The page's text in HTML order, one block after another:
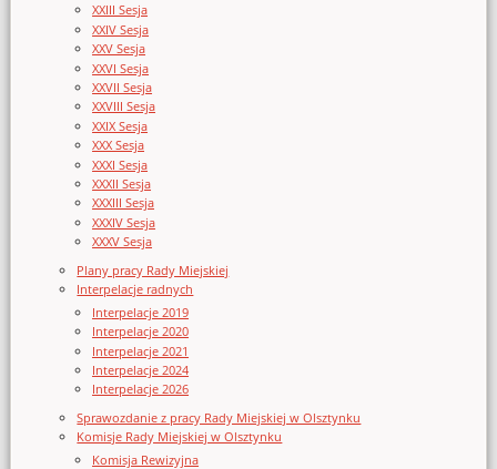
XXIII Sesja
XXIV Sesja
XXV Sesja
XXVI Sesja
XXVII Sesja
XXVIII Sesja
XXIX Sesja
XXX Sesja
XXXI Sesja
XXXII Sesja
XXXIII Sesja
XXXIV Sesja
XXXV Sesja
Plany pracy Rady Miejskiej
Interpelacje radnych
Interpelacje 2019
Interpelacje 2020
Interpelacje 2021
Interpelacje 2024
Interpelacje 2026
Sprawozdanie z pracy Rady Miejskiej w Olsztynku
Komisje Rady Miejskiej w Olsztynku
Komisja Rewizyjna